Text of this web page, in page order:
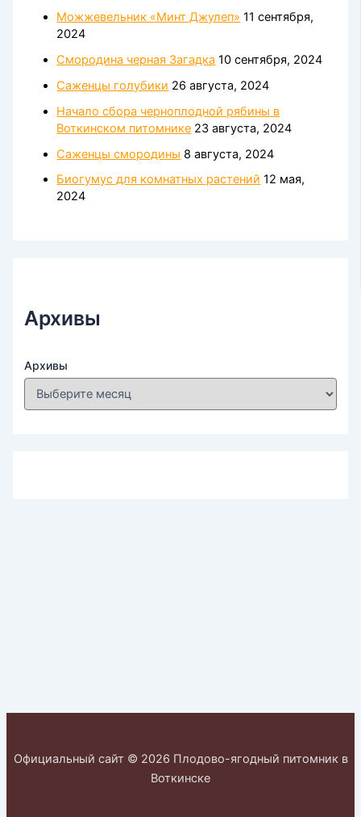
Можжевельник «Минт Джулеп» 11 сентября,
2024
Смородина черная Загадка 10 сентября, 2024
Саженцы голубики 26 августа, 2024
Начало сбора черноплодной рябины в
Воткинском питомнике 23 августа, 2024
Саженцы смородины 8 августа, 2024
Биогумус для комнатных растений 12 мая,
2024
Архивы
Архивы
Официальный сайт © 2026 Плодово-ягодный питомник в
Воткинске